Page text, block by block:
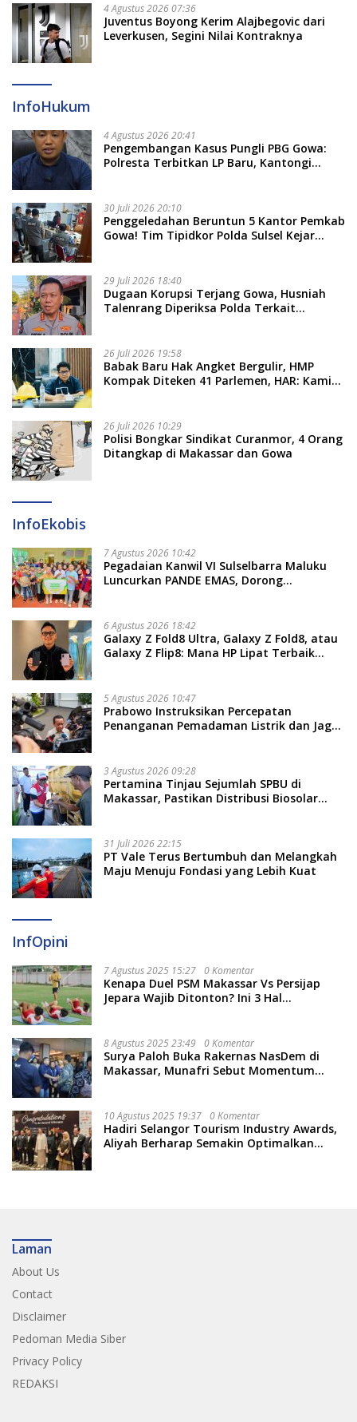
4 Agustus 2026 07:36
Juventus Boyong Kerim Alajbegovic dari
Leverkusen, Segini Nilai Kontraknya
InfoHukum
4 Agustus 2026 20:41
Pengembangan Kasus Pungli PBG Gowa:
Polresta Terbitkan LP Baru, Kantongi
30 Juli 2026 20:10
Penggeledahan Beruntun 5 Kantor Pemkab
Gowa! Tim Tipidkor Polda Sulsel Kejar
29 Juli 2026 18:40
Dugaan Korupsi Terjang Gowa, Husniah
Talenrang Diperiksa Polda Terkait
26 Juli 2026 19:58
​Babak Baru Hak Angket Bergulir, HMP
Kompak Diteken 41 Parlemen, HAR: Kami
26 Juli 2026 10:29
Polisi Bongkar Sindikat Curanmor, 4 Orang
Ditangkap di Makassar dan Gowa
InfoEkobis
7 Agustus 2026 10:42
Pegadaian Kanwil VI Sulselbarra Maluku
Luncurkan PANDE EMAS, Dorong
6 Agustus 2026 18:42
Galaxy Z Fold8 Ultra, Galaxy Z Fold8, atau
Galaxy Z Flip8: Mana HP Lipat Terbaik
5 Agustus 2026 10:47
Prabowo Instruksikan Percepatan
Penanganan Pemadaman Listrik dan Jaga
3 Agustus 2026 09:28
Pertamina Tinjau Sejumlah SPBU di
Makassar, Pastikan Distribusi Biosolar
31 Juli 2026 22:15
PT Vale Terus Bertumbuh dan Melangkah
Maju Menuju Fondasi yang Lebih Kuat
InfOpini
7 Agustus 2025 15:27 0 Komentar
Kenapa Duel PSM Makassar Vs Persijap
Jepara Wajib Ditonton? Ini 3 Hal
8 Agustus 2025 23:49 0 Komentar
Surya Paloh Buka Rakernas NasDem di
Makassar, Munafri Sebut Momentum
10 Agustus 2025 19:37 0 Komentar
Hadiri Selangor Tourism Industry Awards,
Aliyah Berharap Semakin Optimalkan
Laman
About Us
Contact
Disclaimer
Pedoman Media Siber
Privacy Policy
REDAKSI